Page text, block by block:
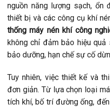
nguồn năng lượng sạch, ổn
thiết bị và các công cụ khí
thống máy nén khí công
không chỉ đảm bảo hiệu
bảo dưỡng, hạn chế sự cố
Tuy nhiên, việc thiết kế và
đơn giản. Từ lựa chọn loại
tích khí, bố trí đường ống,